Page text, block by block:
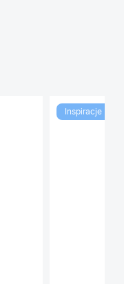
Inspiracje